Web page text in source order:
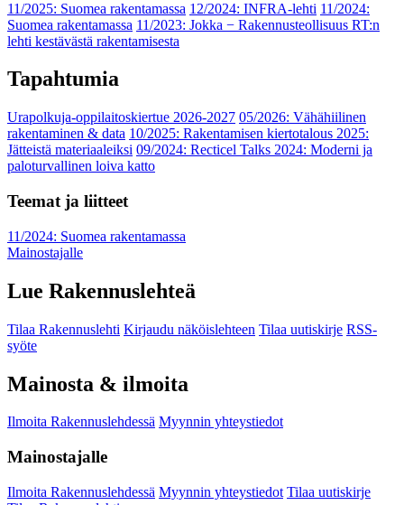
11/2025: Suomea rakentamassa 12/2024: INFRA-lehti 11/2024:
Suomea rakentamassa 11/2023: Jokka − Rakennusteollisuus RT:n
lehti kestävästä rakentamisesta
Tapahtumia
Urapolkuja-oppilaitoskiertue 2026-2027 05/2026: Vähähiilinen
rakentaminen & data 10/2025: Rakentamisen kiertotalous 2025:
Jätteistä materiaaleiksi 09/2024: Recticel Talks 2024: Moderni ja
paloturvallinen loiva katto
Teemat ja liitteet
11/2024: Suomea rakentamassa
Mainostajalle
Lue Rakennuslehteä
Tilaa Rakennuslehti Kirjaudu näköislehteen Tilaa uutiskirje RSS-
syöte
Mainosta & ilmoita
Ilmoita Rakennuslehdessä Myynnin yhteystiedot
Mainostajalle
Ilmoita Rakennuslehdessä Myynnin yhteystiedot Tilaa uutiskirje